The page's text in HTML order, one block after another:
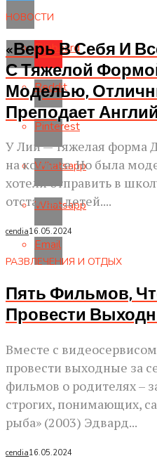
Flipboard
Reddit
Pinterest
Whatsapp
Whatsapp
Email
НОВОСТИ
«Верь В Себя И
С Тяжелой
Моделью,
Преподает
У Лии — тяжелая форма
на коляске. Но была
хотели отправить в
отсталых детей....
cendia16.05.2024
РАЗВЛЕЧЕНИЯ И ОТДЫХ
Пять Фильмов,
Провести
Вместе с
провести выходные за
фильмов о родителях –
строгих, понимающих,
рыба» (2003) Эдвард...
cendia16.05.2024